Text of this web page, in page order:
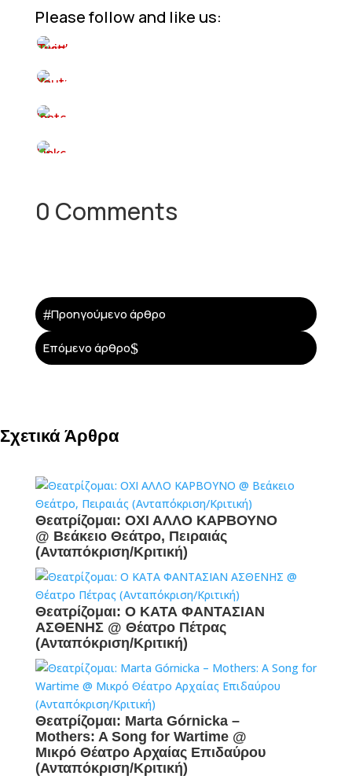
Please follow and like us:
0 Comments
#Προηγούμενο άρθρο
Επόμενο άρθρο$
Σχετικά Άρθρα
Θεατρίζομαι: ΟΧΙ ΑΛΛΟ ΚΑΡΒΟΥΝΟ
@ Βεάκειο Θεάτρο, Πειραιάς
(Ανταπόκριση/Κριτική)
Θεατρίζομαι: Ο ΚΑΤΑ ΦΑΝΤΑΣΙΑΝ
ΑΣΘΕΝΗΣ @ Θέατρο Πέτρας
(Ανταπόκριση/Κριτική)
Θεατρίζομαι: Marta Górnicka –
Mothers: A Song for Wartime @
Μικρό Θέατρο Αρχαίας Επιδαύρου
(Ανταπόκριση/Κριτική)